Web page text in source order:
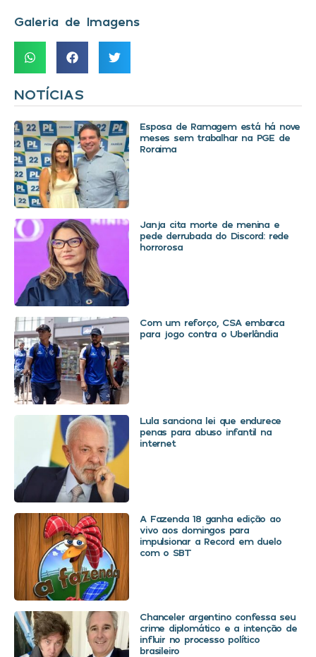
Galeria de Imagens
NOTÍCIAS
Esposa de Ramagem está há nove
meses sem trabalhar na PGE de
Roraima
Janja cita morte de menina e
pede derrubada do Discord: rede
horrorosa
Com um reforço, CSA embarca
para jogo contra o Uberlândia
Lula sanciona lei que endurece
penas para abuso infantil na
internet
A Fazenda 18 ganha edição ao
vivo aos domingos para
impulsionar a Record em duelo
com o SBT
Chanceler argentino confessa seu
crime diplomático e a intenção de
influir no processo político
brasileiro